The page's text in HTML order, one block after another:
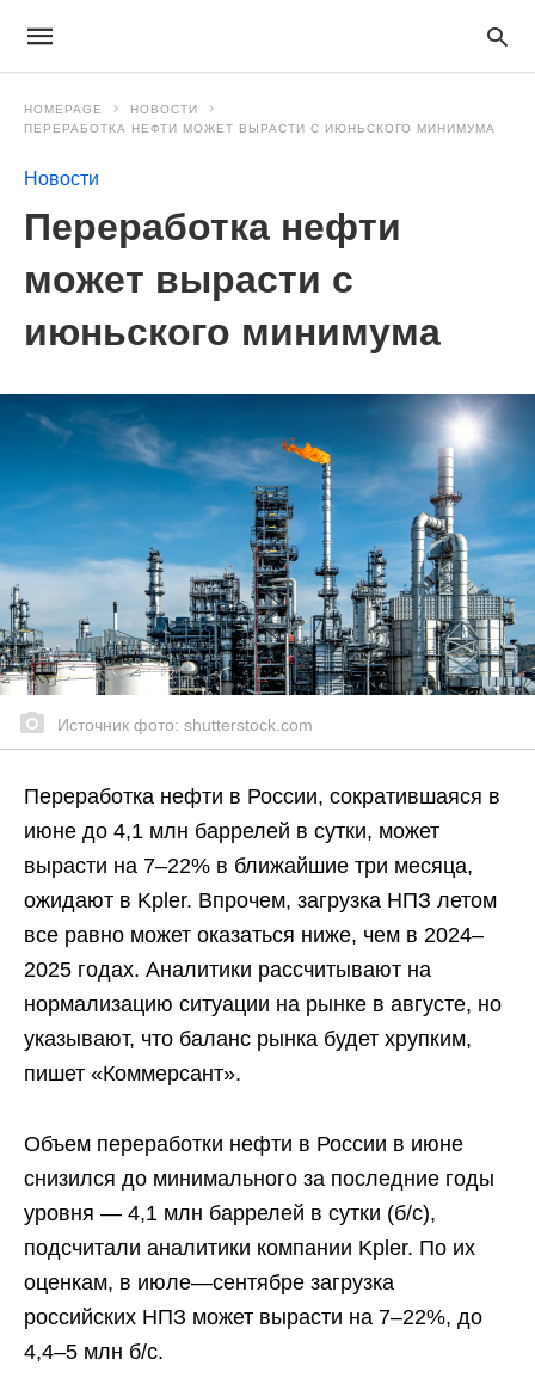
HOMEPAGE
НОВОСТИ
ПЕРЕРАБОТКА НЕФТИ МОЖЕТ ВЫРАСТИ С ИЮНЬСКОГО МИНИМУМА
Новости
Переработка нефти
может вырасти с
июньского минимума
Источник фото: shutterstock.com
Переработка нефти в России, сократившаяся в
июне до 4,1 млн баррелей в сутки, может
вырасти на 7–22% в ближайшие три месяца,
ожидают в Kpler. Впрочем, загрузка НПЗ летом
все равно может оказаться ниже, чем в 2024–
2025 годах. Аналитики рассчитывают на
нормализацию ситуации на рынке в августе, но
указывают, что баланс рынка будет хрупким,
пишет «Коммерсант».
Объем переработки нефти в России в июне
снизился до минимального за последние годы
уровня — 4,1 млн баррелей в сутки (б/c),
подсчитали аналитики компании Kpler. По их
оценкам, в июле—сентябре загрузка
российских НПЗ может вырасти на 7–22%, до
4,4–5 млн б/с.